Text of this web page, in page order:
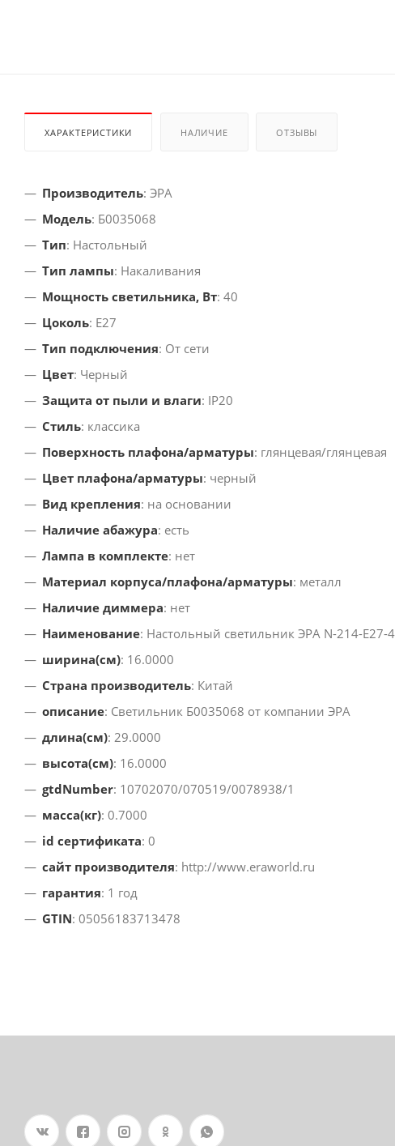
ХАРАКТЕРИСТИКИ НАЛИЧИЕ ОТЗЫВЫ
Производитель: ЭРА
Модель: Б0035068
Тип: Настольный
Тип лампы: Накаливания
Мощность светильника, Вт: 40
Цоколь: E27
Тип подключения: От сети
Цвет: Черный
Защита от пыли и влаги: IP20
Стиль: классика
Поверхность плафона/арматуры: глянцевая/глянцевая
Цвет плафона/арматуры: черный
Вид крепления: на основании
Наличие абажура: есть
Лампа в комплекте: нет
Материал корпуса/плафона/арматуры: металл
Наличие диммера: нет
Наименование: Настольный светильник ЭРА N-214-
ширина(см): 16.0000
Страна производитель: Китай
описание: Светильник Б0035068 от компании ЭРА
длина(см): 29.0000
высота(см): 16.0000
gtdNumber: 10702070/070519/0078938/1
масса(кг): 0.7000
id сертификата: 0
сайт производителя: http://www.eraworld.ru
гарантия: 1 год
GTIN: 05056183713478